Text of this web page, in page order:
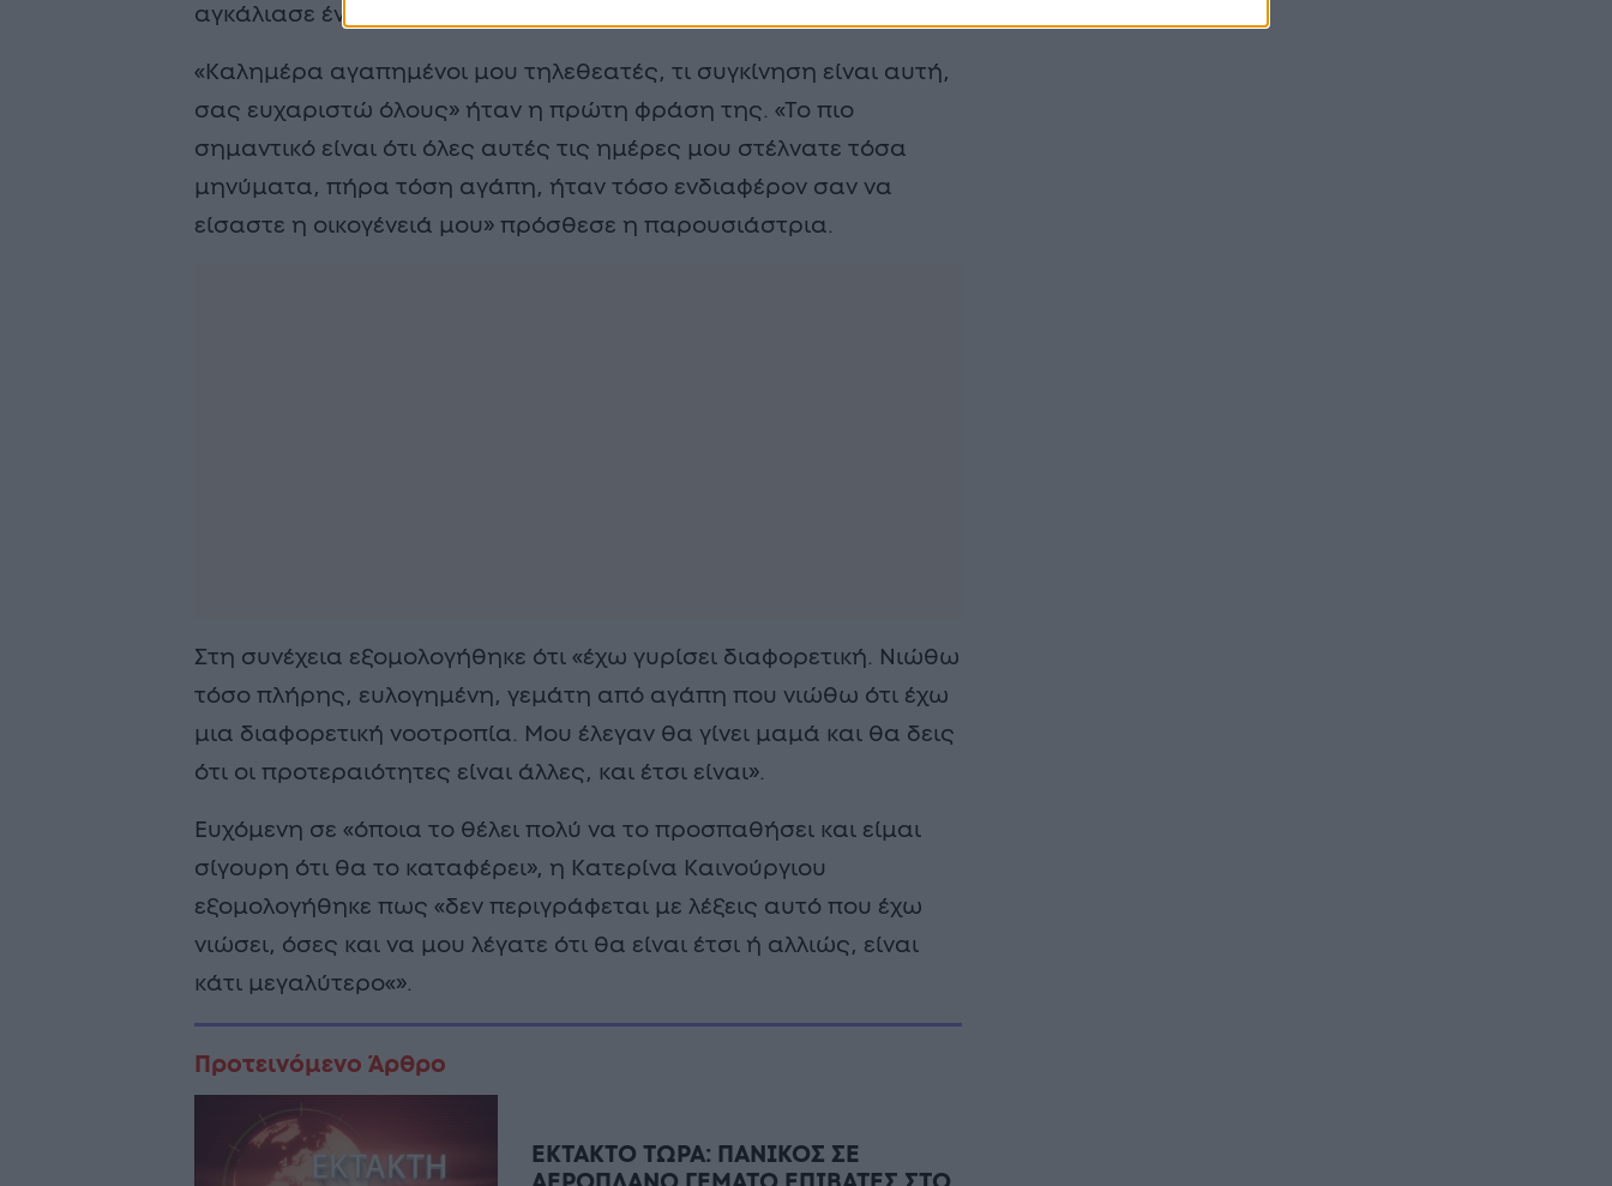
αγκάλιασε έναν προς έναν.
«Καλημέρα αγαπημένοι μου τηλεθεατές, τι συγκίνηση είναι αυτή,
σας ευχαριστώ όλους» ήταν η πρώτη φράση της. «Το πιο
σημαντικό είναι ότι όλες αυτές τις ημέρες μου στέλνατε τόσα
μηνύματα, πήρα τόση αγάπη, ήταν τόσο ενδιαφέρον σαν να
είσαστε η οικογένειά μου» πρόσθεσε η παρουσιάστρια.
Στη συνέχεια εξομολογήθηκε ότι «έχω γυρίσει διαφορετική. Νιώθω
τόσο πλήρης, ευλογημένη, γεμάτη από αγάπη που νιώθω ότι έχω
μια διαφορετική νοοτροπία. Μου έλεγαν θα γίνει μαμά και θα δεις
ότι οι προτεραιότητες είναι άλλες, και έτσι είναι».
Ευχόμενη σε «όποια το θέλει πολύ να το προσπαθήσει και είμαι
σίγουρη ότι θα το καταφέρει», η Κατερίνα Καινούργιου
εξομολογήθηκε πως «δεν περιγράφεται με λέξεις αυτό που έχω
νιώσει, όσες και να μου λέγατε ότι θα είναι έτσι ή αλλιώς, είναι
κάτι μεγαλύτερο«».
Προτεινόμενο Άρθρο
ΕΚΤΑΚΤΟ ΤΩΡΑ: ΠΑΝΙΚΟΣ ΣΕ